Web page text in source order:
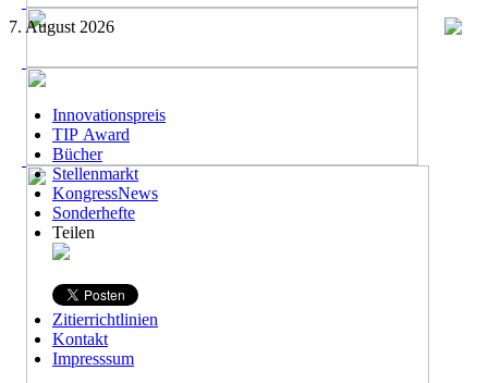
7. August 2026
Innovationspreis
TIP Award
Bücher
Stellenmarkt
KongressNews
Sonderhefte
Teilen
Zitierrichtlinien
Kontakt
Impresssum